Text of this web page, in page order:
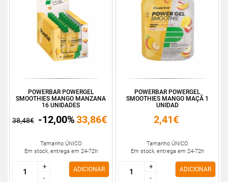
POWERBAR POWERGEL
SMOOTHIES MANGO MANZANA
16 UNIDADES
38,48€ -12,00%33,86€
Tamanho ÚNICO
Em stock, entrega em 24-72h
+
-
+
-
ADICIONAR
POWERBAR POWERGEL
SMOOTHIES MANGO MAÇÃ 1
UNIDAD
2,41€
Tamanho ÚNICO
Em stock, entrega em 24-72h
+
-
+
-
ADICIONAR